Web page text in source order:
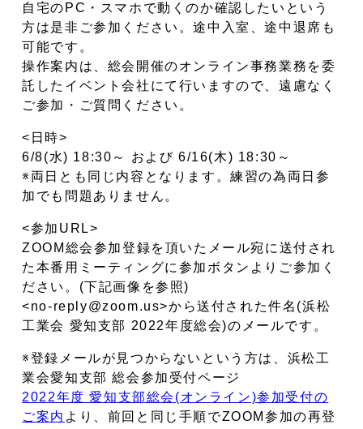
自宅のPC・スマホで動くのか確認したいという
方は是非ご参加ください。途中入室、途中退席も
可能です。
操作案内は、総会開催のオンライン事務業務を委
託したイベント会社にて行いますので、遠慮なく
ご参加・ご質問ください。
<日時>
6/8(水) 18:30～ および 6/16(木) 18:30～
※両日とも同じ内容となります。練習の為両日参
加でも問題ありません。
<参加URL>
ZOOM総会参加登録を頂いたメール宛に送付され
た本番用ミーティングに参加ボタンよりご参加く
ださい。(下記画像を参照)
<no-reply@zoom.us>から送付された件名(浜松
工業会 愛知支部 2022年度総会)のメールです。
※登録メールが見つからないという方は、浜松工
業会愛知支部 総会参加受付ページ
2022年度 愛知支部総会(オンライン)参加受付の
ご案内 より、前回と同じ手順でZOOM参加の再登